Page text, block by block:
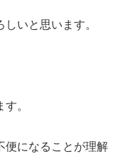
いと思います。
。
便になることが理解